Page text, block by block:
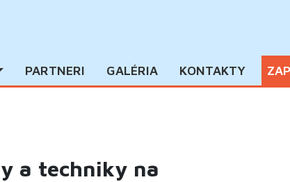
PARTNERI GALÉRIA KONTAKTY
a techniky na